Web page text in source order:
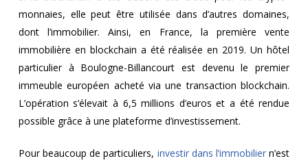
monnaies, elle peut être utilisée dans d’autres domaines,
dont l’immobilier. Ainsi, en France, la première vente
immobilière en blockchain a été réalisée en 2019. Un hôtel
particulier à Boulogne-Billancourt est devenu le premier
immeuble européen acheté via une transaction blockchain.
L’opération s’élevait à 6,5 millions d’euros et a été rendue
possible grâce à une plateforme d’investissement.
Pour beaucoup de particuliers, investir dans l’immobiliern’est